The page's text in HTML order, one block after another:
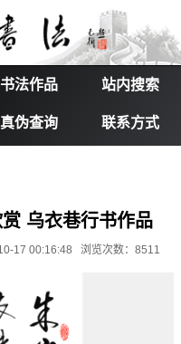
书法作品 站内搜索
真伪查询 联系方式
乌衣巷行书作品
17 00:16:48 浏览次数：8511